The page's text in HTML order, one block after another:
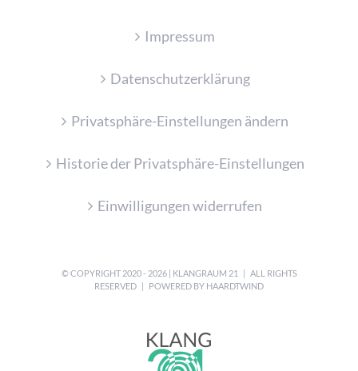
Impressum
Datenschutzerklärung
Privatsphäre-Einstellungen ändern
Historie der Privatsphäre-Einstellungen
Einwilligungen widerrufen
© COPYRIGHT 2020 - 2026| KLANGRAUM 21 | ALL RIGHTS
RESERVED | POWERED BY HAARDTWIND